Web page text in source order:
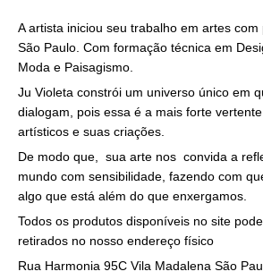
A artista iniciou seu trabalho em artes
São Paulo. Com formação técnica em
Moda e Paisagismo.
Ju Violeta constrói um universo único em
dialogam, pois essa é a mais forte
artísticos e suas criações.
De modo que, sua arte nos convida a
mundo com sensibilidade, fazendo com
algo que está além do que enxergamos.
Todos os produtos disponíveis no site
retirados no nosso endereço físico
Rua Harmonia 95C Vila Madalena São